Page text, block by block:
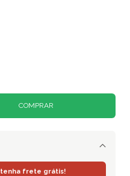
tenha frete grátis!